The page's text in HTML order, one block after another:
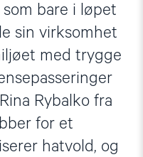
bare i løpet
sin virksomhet
med trygge
Rybalko fra
for et
hatvold, og